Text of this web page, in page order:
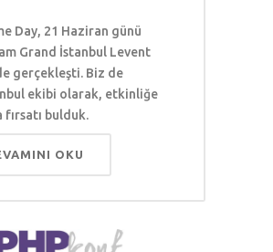
Day, 21 Haziran günü
Grand İstanbul Levent
gerçekleşti. Biz de
ekibi olarak, etkinliğe
fırsatı bulduk.
OKU